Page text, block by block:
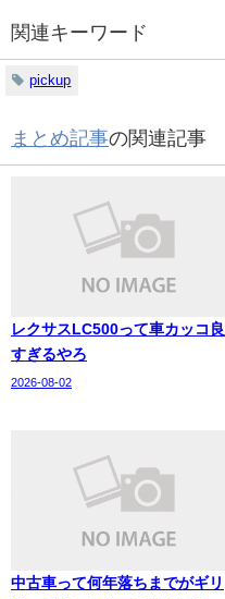
関連キーワード
pickup
まとめ記事の関連記事
レクサスLC500って車カッコ良
すぎるやろ
2026-08-02
中古車って何年落ちまでがギリ